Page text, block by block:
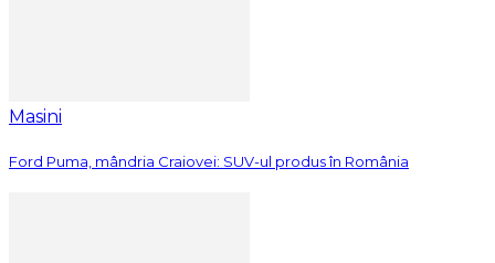
Masini
Ford Puma, mândria Craiovei: SUV-ul produs în România